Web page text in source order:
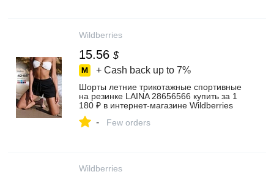
Wildberries
15.56 $
+ Cash back up to 7%
Шорты летние трикотажные спортивные
на резинке LAINA 28656566 купить за 1
180 ₽ в интернет‑магазине Wildberries
- Few orders
Wildberries